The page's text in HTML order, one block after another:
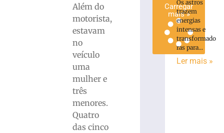
Além do
motorista,
estavam
no
veículo
uma
mulher e
três
menores.
Quatro
das cinco
Carregar
mais »
Os astros
trazem
energias
intensas e
transformado
ras para...
Ler mais »